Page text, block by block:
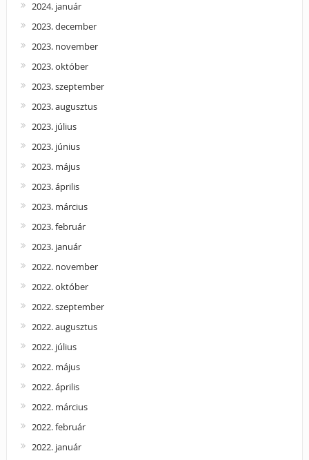
2024. január
2023. december
2023. november
2023. október
2023. szeptember
2023. augusztus
2023. július
2023. június
2023. május
2023. április
2023. március
2023. február
2023. január
2022. november
2022. október
2022. szeptember
2022. augusztus
2022. július
2022. május
2022. április
2022. március
2022. február
2022. január